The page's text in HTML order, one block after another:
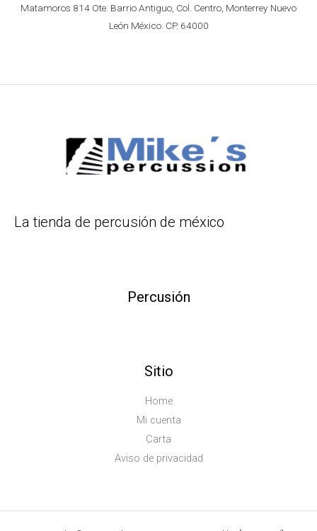
Matamoros 814 Ote. Barrio Antiguo, Col. Centro, Monterrey Nuevo
León México. CP. 64000
La tienda de percusión de méxico
Percusión
Sitio
Home
Mi cuenta
Carta
Aviso de privacidad